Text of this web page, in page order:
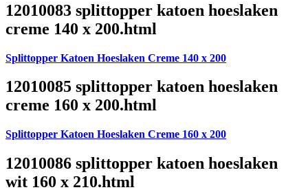
12010083 splittopper katoen hoeslaken
creme 140 x 200.html
Splittopper Katoen Hoeslaken Creme 140 x 200
12010085 splittopper katoen hoeslaken
creme 160 x 200.html
Splittopper Katoen Hoeslaken Creme 160 x 200
12010086 splittopper katoen hoeslaken
wit 160 x 210.html